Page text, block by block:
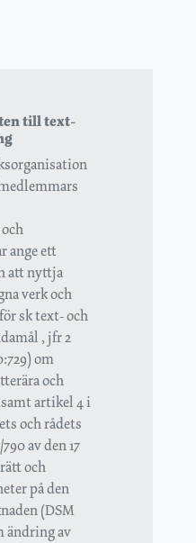
till text-
ange ett
att nyttja
verk och
sk text- och
, jfr 2
om
och
artikel 4 i
och rådets
av den 17
och
på den
(DSM
ändring av